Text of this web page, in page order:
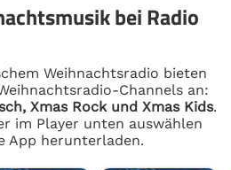
bei Radio
Weihnachtsradio bieten
Channels an:
Xmas Rock und Xmas Kids.
im Player unten auswählen
App herunterladen.